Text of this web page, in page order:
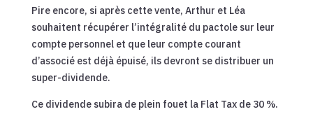
Pire encore, si après cette vente, Arthur et Léa
souhaitent récupérer l’intégralité du pactole sur leur
compte personnel et que leur compte courant
d’associé est déjà épuisé, ils devront se distribuer un
super-dividende.
Ce dividende subira de plein fouet la Flat Tax de 30 %.